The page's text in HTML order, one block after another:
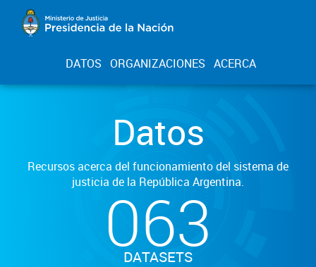
DATOS ORGANIZACIONES ACERCA
Datos
Recursos acerca del funcionamiento del sistema de
justicia de la República Argentina.
063
DATASETS